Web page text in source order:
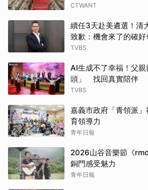
CTWANT
續任3天赴美遴選！清
致歉：機會來了的確好
TVBS
AI生成不了幸福！父
頭」 找回真實陪伴
TVBS
嘉義市政府「青領派
育領導力
青年日報
2026山谷音樂節《
銅門感受魅力
青年日報